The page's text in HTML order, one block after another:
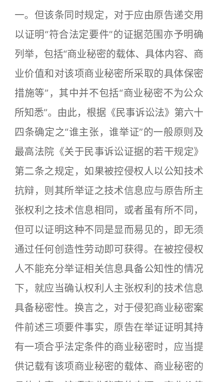
一。但该条同时规定，对于应由原告递交用
以证明“符合法定要件”的证据范围亦予明确
列举，包括“商业秘密的载体、具体内容、商
业价值和对该项商业秘密所采取的具体保密
措施等”，其中并不包括“商业秘密不为公众
所知悉”。由此，根据《民事诉讼法》第六十
四条确定之“谁主张，谁举证”的一般原则及
最高法院《关于民事诉讼证据的若干规定》
第二条之规定，如果被控侵权人以公知技术
抗辩，则其所举证之技术信息应与原告所主
张权利之技术信息相同，或者虽有所不同，
但可以证明这种不同是显而易见的，即无须
通过任何创造性劳动即可获得。在被控侵权
人不能充分举证相关信息具备公知性的情况
下，就应当确认权利人主张权利的技术信息
具备秘密性。换言之，对于侵犯商业秘密案
件前述三项要件事实，原告在举证证明其持
有一项合乎法定条件的商业秘密时，应当提
供记载有该项商业秘密的载体、商业秘密的